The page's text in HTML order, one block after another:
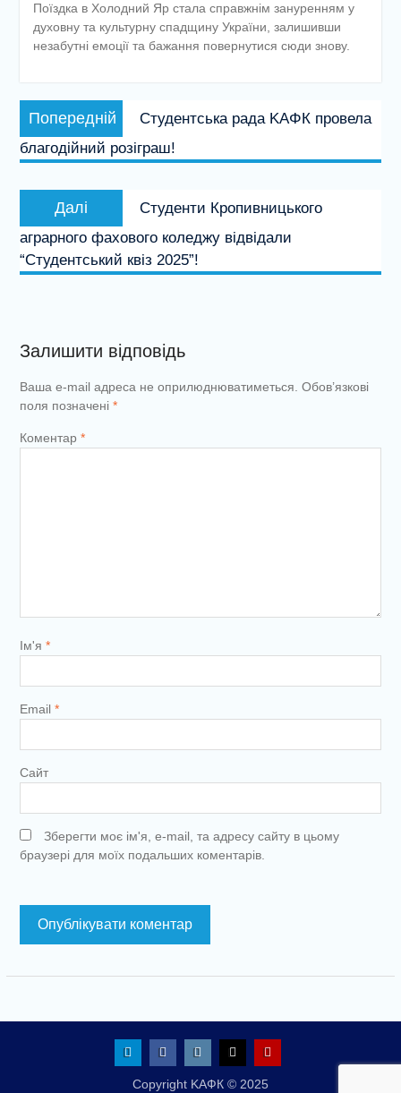
Поїздка в Холодний Яр стала справжнім зануренням у
духовну та культурну спадщину України, залишивши
незабутні емоції та бажання повернутися сюди знову.
Навігація
записів
Попередній
запис:
Студентська рада ΚАΦК провела
благодійний розіграш!
Далі
запис:
Студенти Кропивницького
аграрного фахового коледжу відвідали
“Студентський квіз 2025”!
Залишити відповідь
Ваша e-mail адреса не оприлюднюватиметься. Обов’язкові
поля позначені *
Коментар *
Ім'я *
Email *
Сайт
Зберегти моє ім'я, e-mail, та адресу сайту в цьому
браузері для моїх подальших коментарів.
Copyright KАФК © 2025